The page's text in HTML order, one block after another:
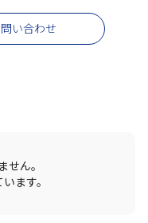
い合わせ
せん。
ます。